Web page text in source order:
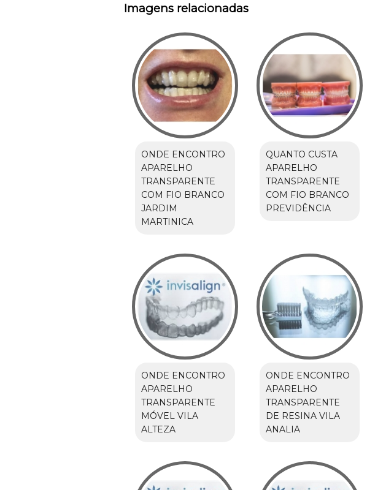
Imagens relacionadas
ONDE ENCONTRO
APARELHO
TRANSPARENTE
COM FIO BRANCO
JARDIM
MARTINICA
QUANTO CUSTA
APARELHO
TRANSPARENTE
COM FIO BRANCO
PREVIDÊNCIA
ONDE ENCONTRO
APARELHO
TRANSPARENTE
MÓVEL VILA
ALTEZA
ONDE ENCONTRO
APARELHO
TRANSPARENTE
DE RESINA VILA
ANALIA